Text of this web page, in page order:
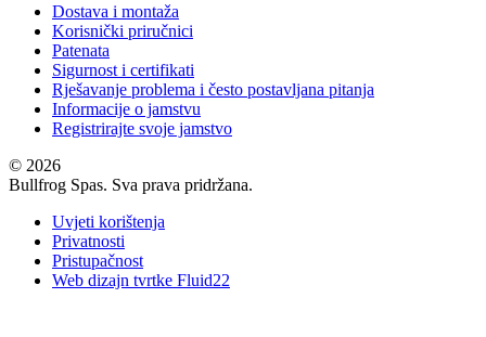
Dostava i montaža
Korisnički priručnici
Patenata
Sigurnost i certifikati
Rješavanje problema i često postavljana pitanja
Informacije o jamstvu
Registrirajte svoje jamstvo
© 2026
Bullfrog Spas. Sva prava pridržana.
Uvjeti korištenja
Privatnosti
Pristupačnost
Web dizajn tvrtke Fluid22